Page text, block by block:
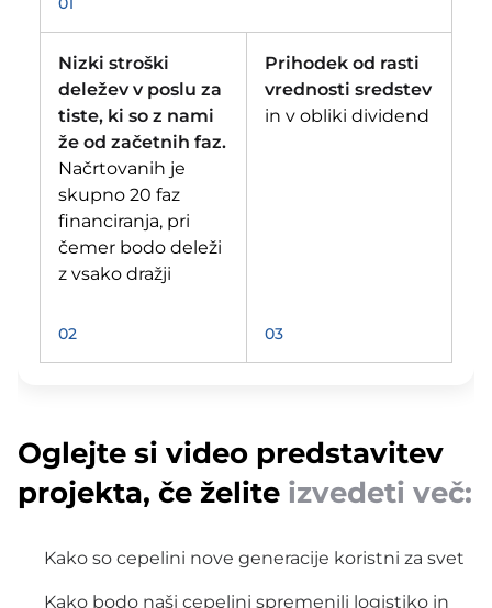
Nizki stroški
deležev v poslu za
tiste, ki so z nami
že od začetnih faz.
Načrtovanih je
skupno 20 faz
financiranja, pri
čemer bodo deleži
z vsako dražji
02
Prihodek od rasti
vrednosti sredstev
in v obliki dividend
03
Oglejte si video predstavitev
projekta, če želite izvedeti več:
Kako so cepelini nove generacije koristni za svet
Kako bodo naši cepelini spremenili logistiko in